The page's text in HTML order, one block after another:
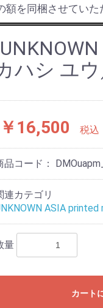
を同梱させていた
ハシ ユ
￥16,500 税込
品コード：
連カテゴリ
ASIA
量
カート